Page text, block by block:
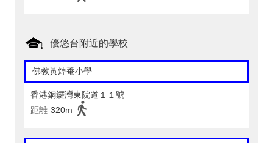
優悠台附近的學校
佛教黃焯菴小學
香港銅鑼灣東院道１１號
距離 320m